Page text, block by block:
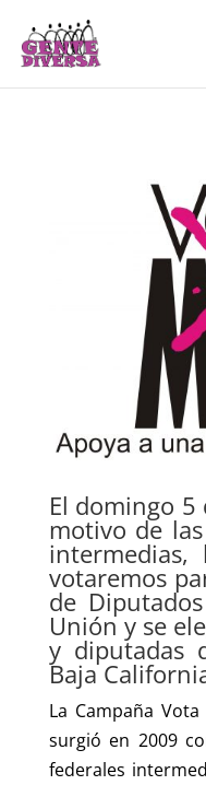
El domingo
motivo de
intermedias,
votaremos
de
Unión y se
y diputadas
Baja
La Campaña
surgió en 2009
federales